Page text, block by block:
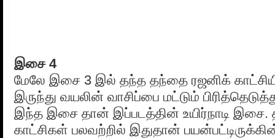
இசை 4
மேலே இசை 3 இல் தந்த தந்தை ரஜனிக்
இருந்து வயலின் வாசிப்பை மட்டும்
இந்த இசை தான் இப்படத்தின் உயிர்நாடி இசை.
காட்சிகள் பலவற்றில் இதுதான்